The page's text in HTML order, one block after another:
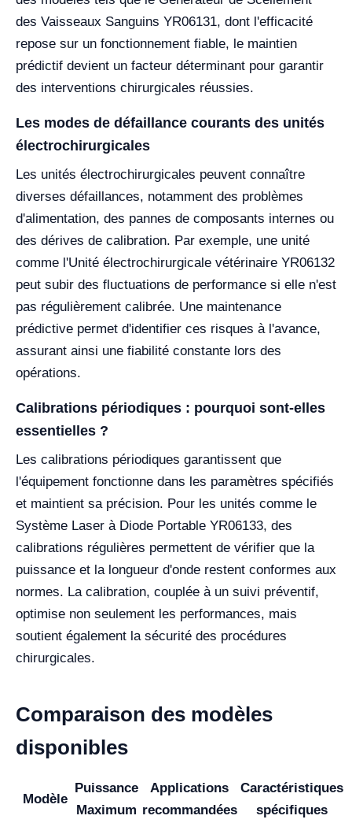
des Vaisseaux Sanguins YR06131, dont l'efficacité
repose sur un fonctionnement fiable, le maintien
prédictif devient un facteur déterminant pour garantir
des interventions chirurgicales réussies.
Les modes de défaillance courants des unités
électrochirurgicales
Les unités électrochirurgicales peuvent connaître
diverses défaillances, notamment des problèmes
d'alimentation, des pannes de composants internes ou
des dérives de calibration. Par exemple, une unité
comme l'Unité électrochirurgicale vétérinaire YR06132
peut subir des fluctuations de performance si elle n'est
pas régulièrement calibrée. Une maintenance
prédictive permet d'identifier ces risques à l'avance,
assurant ainsi une fiabilité constante lors des
opérations.
Calibrations périodiques : pourquoi sont-elles
essentielles ?
Les calibrations périodiques garantissent que
l'équipement fonctionne dans les paramètres spécifiés
et maintient sa précision. Pour les unités comme le
Système Laser à Diode Portable YR06133, des
calibrations régulières permettent de vérifier que la
puissance et la longueur d'onde restent conformes aux
normes. La calibration, couplée à un suivi préventif,
optimise non seulement les performances, mais
soutient également la sécurité des procédures
chirurgicales.
Comparaison des modèles
disponibles
Modèle
Puissance
Maximum
Applications
recommandées
Caractéristiques
spécifiques